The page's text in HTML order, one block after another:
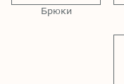
Брюки